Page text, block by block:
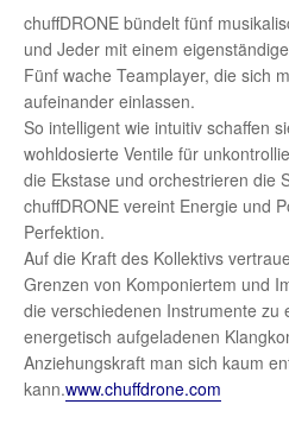
chuffDRONE bündelt fünf
und Jeder mit einem
Fünf wache Teamplayer, die sich
aufeinander einlassen.
So intelligent wie intuitiv schaffen
wohldosierte Ventile für
die Ekstase und orchestrieren die
chuffDRONE vereint Energie und
Perfektion.
Auf die Kraft des Kollektivs
Grenzen von Komponiertem und
die verschiedenen Instrumente zu
energetisch aufgeladenen
Anziehungskraft man sich kaum
kann.www.chuffdrone.com